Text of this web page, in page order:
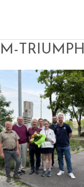
TRIUMPH